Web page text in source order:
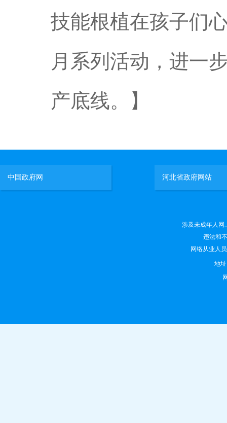
技能根植在孩子们
月系列活动，进一
产底线。】
中国政府网 河北省政府网站
涉及未成年人网
违法和
网络从业人
地